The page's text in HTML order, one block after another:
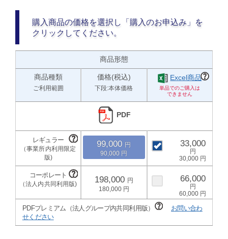
購入商品の価格を選択し「購入のお申込み」を
クリックしてください。
商品形態
商品種類
ご利用範囲
価格(税込)
下段:本体価格
Excel商品
PDF
99,000
90,000
33,000
30,000
198,000
180,000
66,000
60,000
PDFプレミアム（法人グループ内共同利用版）
お問い合わ
せください